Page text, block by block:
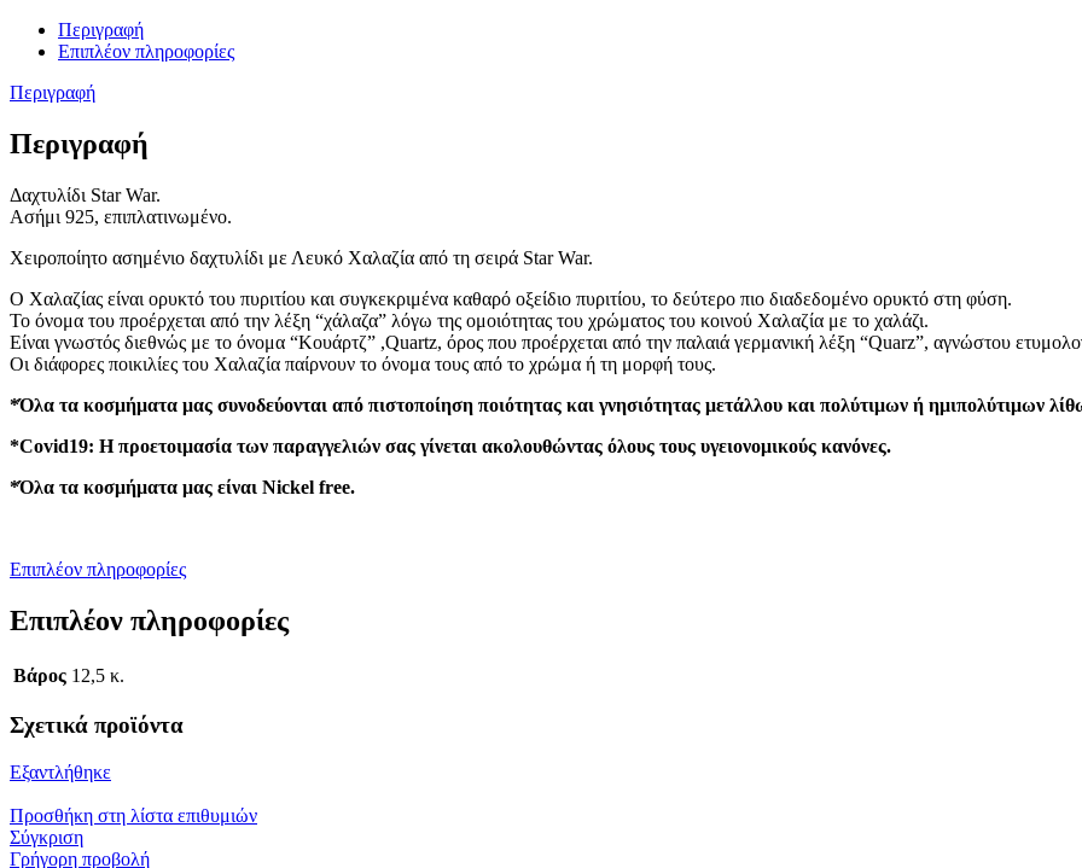
Περιγραφή
Επιπλέον πληροφορίες
Περιγραφή
Περιγραφή
Δαχτυλίδι Star War.
Ασήμι 925, επιπλατινωμένo.
Χειροποίητο ασημένιο δαχτυλίδι με Λευκό Χαλαζία από τη σειρά Star War.
Ο Χαλαζίας είναι ορυκτό του πυριτίου και συγκεκριμένα καθαρό οξείδιο πυριτίου, το δεύτερο πιο διαδεδομένο ορυκτό στη φύση.
Το όνομα του προέρχεται από την λέξη “χάλαζα” λόγω της ομοιότητας του χρώματος του κοινού Χαλαζία με το χαλάζι.
Είναι γνωστός διεθνώς με το όνομα “Κουάρτζ” ,Quartz, όρος που προέρχεται από την παλαιά γερμανική λέξη “Quarz”, αγνώστου
Οι διάφορες ποικιλίες του Χαλαζία παίρνουν το όνομα τους από το χρώμα ή τη μορφή τους.
*Όλα τα κοσμήματα μας συνοδεύονται από πιστοποίηση ποιότητας και γνησιότητας μετάλλου και πολύτιμων ή ημιπολύτιμων
*Covid19: Η προετοιμασία των παραγγελιών σας γίνεται ακολουθώντας όλους τους υγειονομικούς κανόνες.
*Όλα τα κοσμήματα μας είναι Nickel free.
Επιπλέον πληροφορίες
Επιπλέον πληροφορίες
Βάρος 12,5 κ.
Σχετικά προϊόντα
Εξαντλήθηκε
Προσθήκη στη λίστα επιθυμιών
Σύγκριση
Γρήγορη προβολή